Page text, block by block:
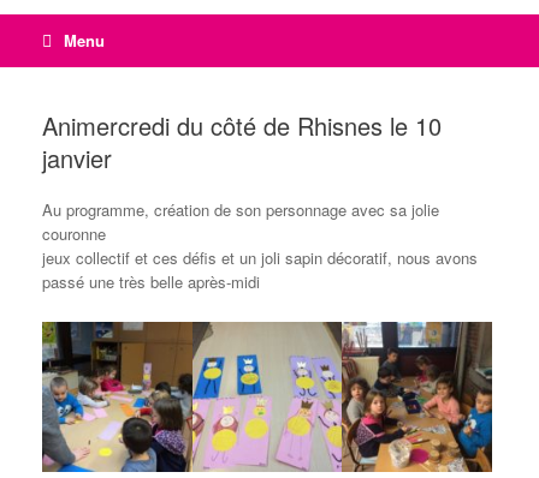
Menu
Animercredi du côté de Rhisnes le 10
janvier
Au programme, création de son personnage avec sa jolie
couronne
jeux collectif et ces défis et un joli sapin décoratif, nous avons
passé une très belle après-midi